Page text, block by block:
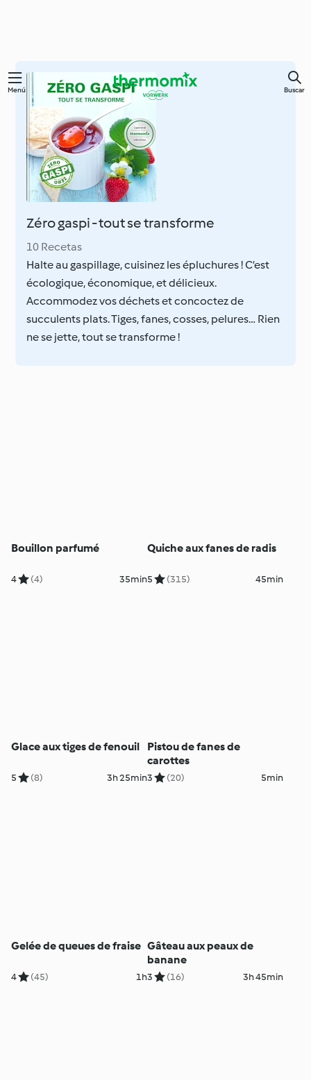
contenido
principal
Menú Buscar
Zéro gaspi - tout se transforme
10 Recetas
Halte au gaspillage, cuisinez les épluchures ! C’est
écologique, économique, et délicieux.
Accommodez vos déchets et concoctez de
succulents plats. Tiges, fanes, cosses, pelures… Rien
ne se jette, tout se transforme !
Bouillon parfumé
4 (4) 35min
Quiche aux fanes de radis
5 (315) 45min
Glace aux tiges de fenouil
5 (8) 3h 25min
Pistou de fanes de
carottes
3 (20) 5min
Gelée de queues de fraise
4 (45) 1h
Gâteau aux peaux de
banane
3 (16) 3h 45min